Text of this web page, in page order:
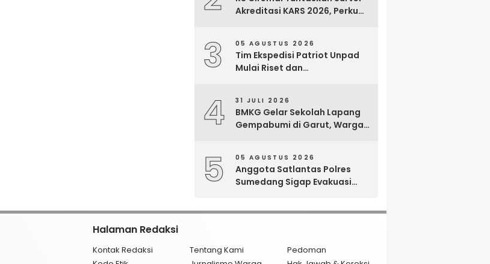
Akreditasi KARS 2026, Perkuat
3 05 AGUSTUS 2026
Tim Ekspedisi Patriot Unpad
Mulai Riset dan
Tomage, Fakfak
4 31 JULI 2026
BMKG Gelar Sekolah Lapang
Gempabumi di Garut, Warga
5 05 AGUSTUS 2026
Anggota Satlantas Polres
Sumedang Sigap Evakuasi
Halaman Redaksi
Kontak Redaksi Tentang Kami
Pedoman